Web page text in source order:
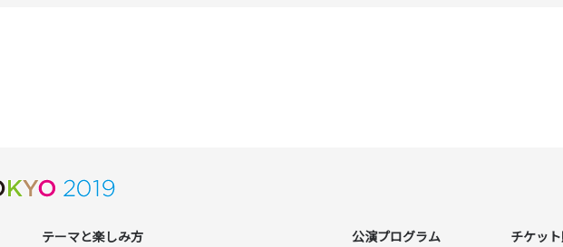
テーマと楽しみ方 公演プログラム チケッ